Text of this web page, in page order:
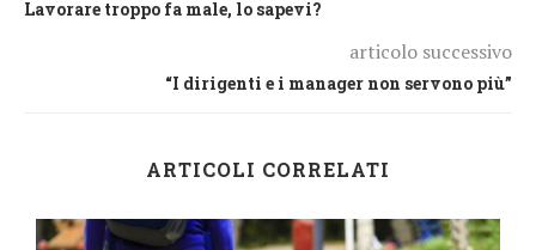
Lavorare troppo fa male, lo sapevi?
articolo successivo
“I dirigenti e i manager non servono più”
ARTICOLI CORRELATI